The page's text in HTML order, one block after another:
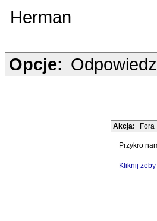
Herman
Opcje: Odpowiedz
Akcja: Fora
Przykro
Kliknij